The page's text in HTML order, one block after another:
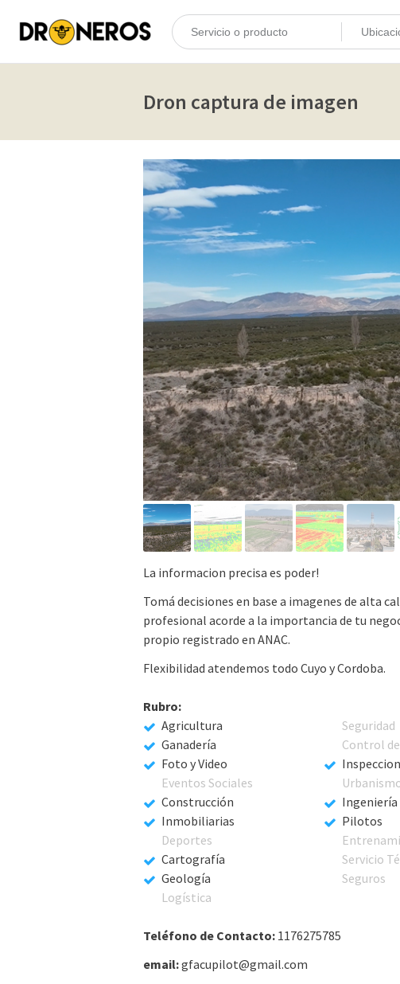
Dron captura de imagen
La informacion precisa es poder!
Tomá decisiones en base a imagenes de alta
profesional acorde a la importancia de tu
propio registrado en ANAC.
Flexibilidad atendemos todo Cuyo y Cordoba.
Rubro:
Agricultura
Ganadería
Foto y Video
Eventos Sociales
Construcción
Inmobiliarias
Deportes
Cartografía
Geología
Logística
Seguridad
Control
Ingeniería
Pilotos
Servicio
Seguros
Teléfono de Contacto: 1176275785
email:gfacupilot@gmail.com